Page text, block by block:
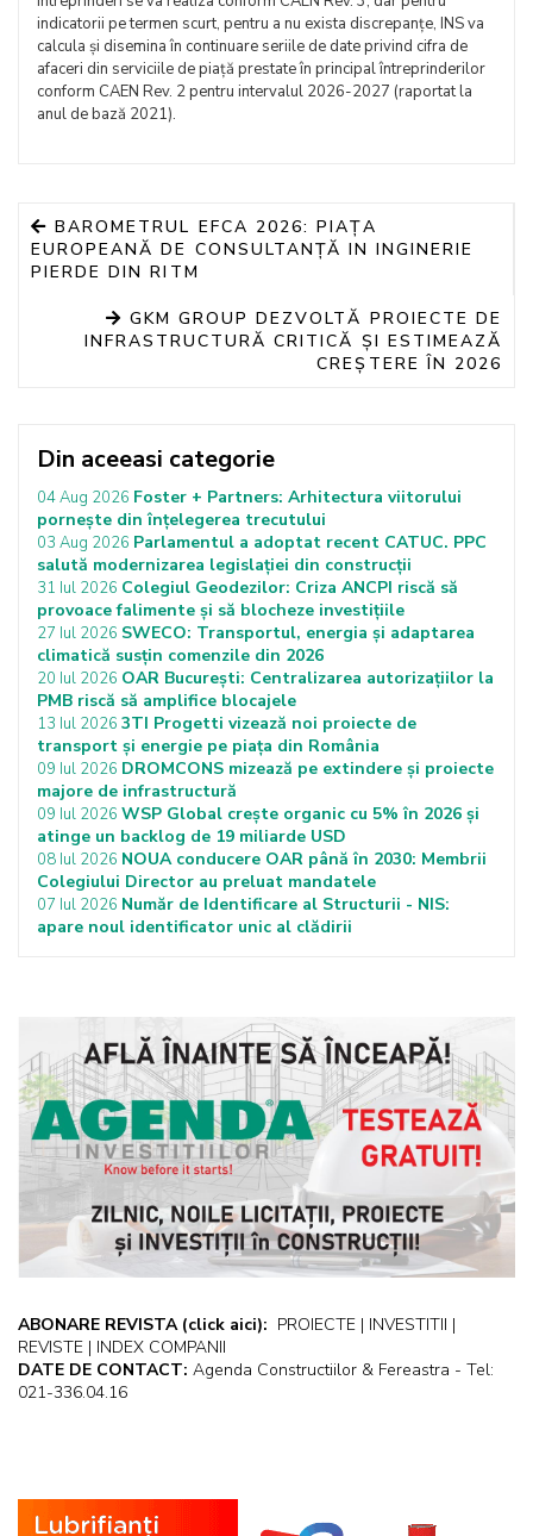
indicatorii pe termen scurt, pentru a nu exista discrepanțe, INS va
calcula și disemina în continuare seriile de date privind cifra de
afaceri din serviciile de piață prestate în principal întreprinderilor
conform CAEN Rev. 2 pentru intervalul 2026-2027 (raportat la
anul de bază 2021).
BAROMETRUL EFCA 2026: PIAȚA
EUROPEANĂ DE CONSULTANȚĂ IN INGINERIE
PIERDE DIN RITM
GKM GROUP DEZVOLTĂ PROIECTE DE
INFRASTRUCTURĂ CRITICĂ ȘI ESTIMEAZĂ
CREȘTERE ÎN 2026
Din aceeasi categorie
04 Aug 2026 Foster + Partners: Arhitectura viitorului
pornește din înțelegerea trecutului
03 Aug 2026 Parlamentul a adoptat recent CATUC. PPC
salută modernizarea legislației din construcții
31 Iul 2026 Colegiul Geodezilor: Criza ANCPI riscă să
provoace falimente și să blocheze investițiile
27 Iul 2026 SWECO: Transportul, energia și adaptarea
climatică susțin comenzile din 2026
20 Iul 2026 OAR București: Centralizarea autorizațiilor la
PMB riscă să amplifice blocajele
13 Iul 2026 3TI Progetti vizează noi proiecte de
transport și energie pe piața din România
09 Iul 2026 DROMCONS mizează pe extindere și proiecte
majore de infrastructură
09 Iul 2026 WSP Global crește organic cu 5% în 2026 și
atinge un backlog de 19 miliarde USD
08 Iul 2026 NOUA conducere OAR până în 2030: Membrii
Colegiului Director au preluat mandatele
07 Iul 2026 Număr de Identificare al Structurii - NIS:
apare noul identificator unic al clădirii
ABONARE REVISTA (click aici): PROIECTE | INVESTITII |
REVISTE | INDEX COMPANII
DATE DE CONTACT: Agenda Constructiilor & Fereastra - Tel:
021-336.04.16